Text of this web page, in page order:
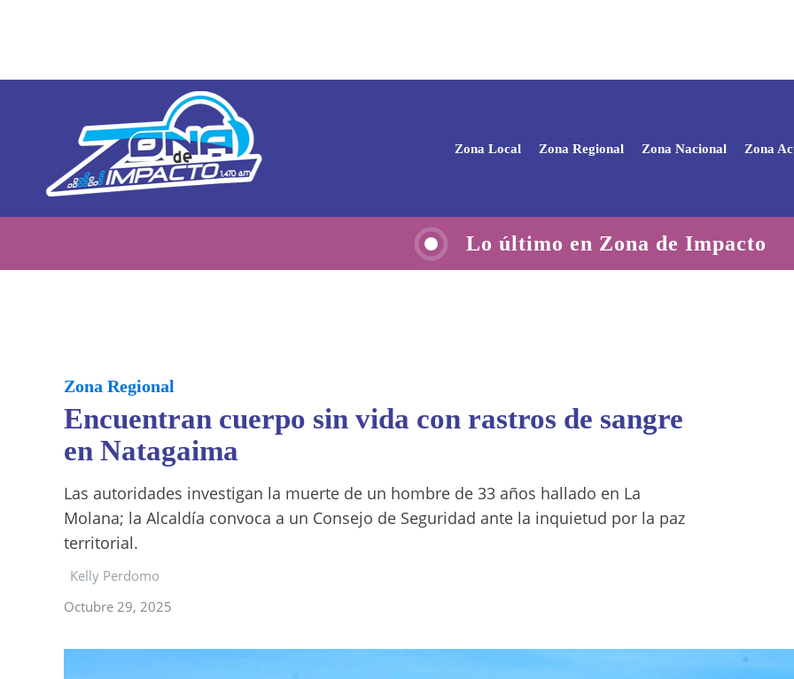
Zona Local Zona Regional Zona Nacional Zona
Lo último en Zona de Impacto
Zona Regional
Encuentran cuerpo sin vida con rastros de sangre
en Natagaima
Las autoridades investigan la muerte de un hombre de 33 años hallado en La
Molana; la Alcaldía convoca a un Consejo de Seguridad ante la inquietud por la paz
territorial.
Kelly Perdomo
Octubre 29, 2025